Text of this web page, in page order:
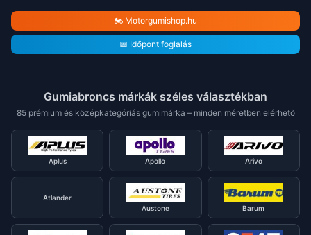
🏍️ Motorgumishop.hu
📅 Időpont foglalás
Gumiabroncs márkák széles választékban
85 prémium és középkategóriás gumimárka – minden méretben elérhető
Aplus Apollo Arivo
Atlander
Austone
Barum